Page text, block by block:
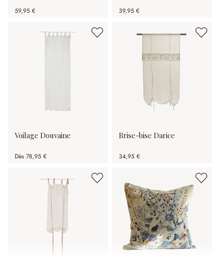
59,95 € 39,95 €
Voilage Douvaine
Dès 78,95 €
Brise-bise Darice
34,95 €